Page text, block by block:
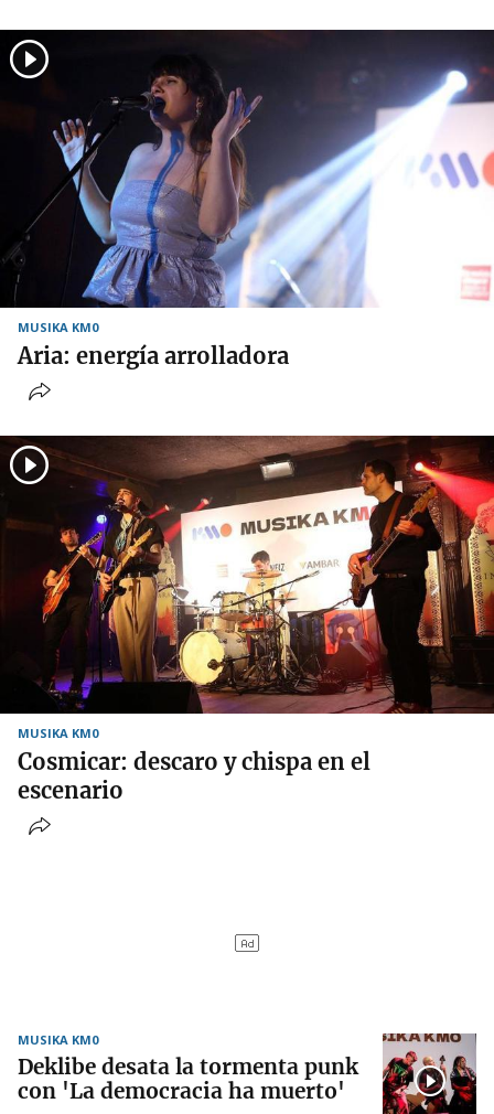
MUSIKA KM0
Aria: energía arrolladora
MUSIKA KM0
Cosmicar: descaro y chispa en el
escenario
MUSIKA KM0
Deklibe desata la tormenta punk
con 'La democracia ha muerto'